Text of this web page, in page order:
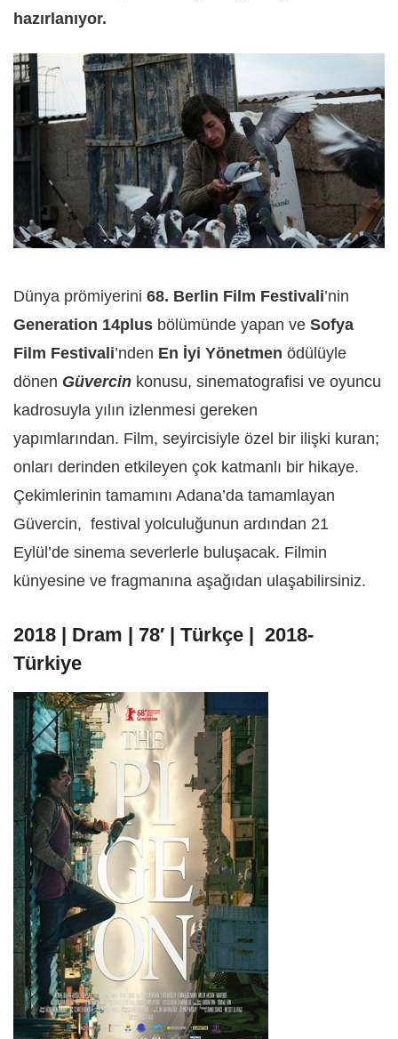
hazırlanıyor.
Dünya prömiyerini 68. Berlin Film Festivali’nin
Generation 14plus bölümünde yapan ve Sofya
Film Festivali’nden En İyi Yönetmen ödülüyle
dönen Güvercin konusu, sinematografisi ve oyuncu
kadrosuyla yılın izlenmesi gereken
yapımlarından. Film, seyircisiyle özel bir ilişki kuran;
onları derinden etkileyen çok katmanlı bir hikaye.
Çekimlerinin tamamını Adana’da tamamlayan
Güvercin, festival yolculuğunun ardından 21
Eylül’de sinema severlerle buluşacak. Filmin
künyesine ve fragmanına aşağıdan ulaşabilirsiniz.
2018 | Dram | 78′ | Türkçe | 2018-
Türkiye